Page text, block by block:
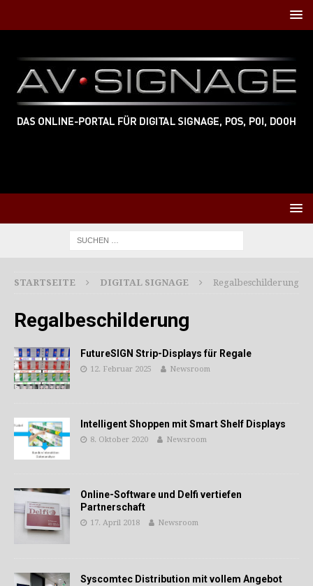
STARTSEITE DIGITAL SIGNAGE Regalbeschilderung
Regalbeschilderung
FutureSIGN Strip-Displays für Regale
12. Februar 2025 Newsroom
Intelligent Shoppen mit Smart Shelf Displays
8. Oktober 2020 Newsroom
Online-Software und Delfi vertiefen
Partnerschaft
17. April 2018 Newsroom
Syscomtec Distribution mit vollem Angebot